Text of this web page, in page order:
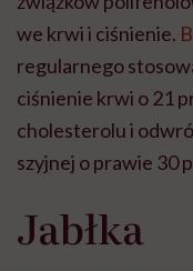
we krwi i ciśnienie.
regularnego
ciśnienie krwi o 21
cholesterolu i
szyjnej o prawie 30
Jabłka